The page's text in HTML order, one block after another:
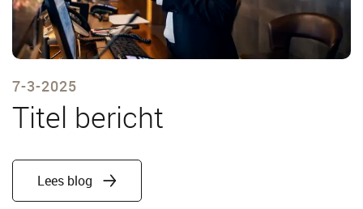
7-3-2025
Titel bericht
Lees blog